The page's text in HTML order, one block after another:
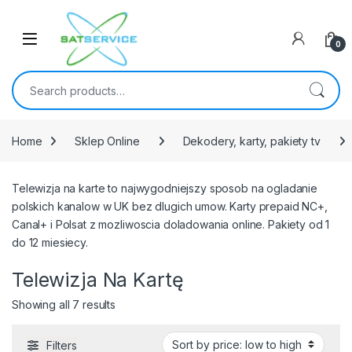
0
Search for:
Home Sklep Online Dekodery, karty, pakiety tv
Telewizja na karte to najwygodniejszy sposob na ogladanie
polskich kanalow w UK bez dlugich umow. Karty prepaid NC+,
Canal+ i Polsat z mozliwoscia doladowania online. Pakiety od 1
do 12 miesiecy.
Telewizja Na Kartę
Showing all 7 results
Filters